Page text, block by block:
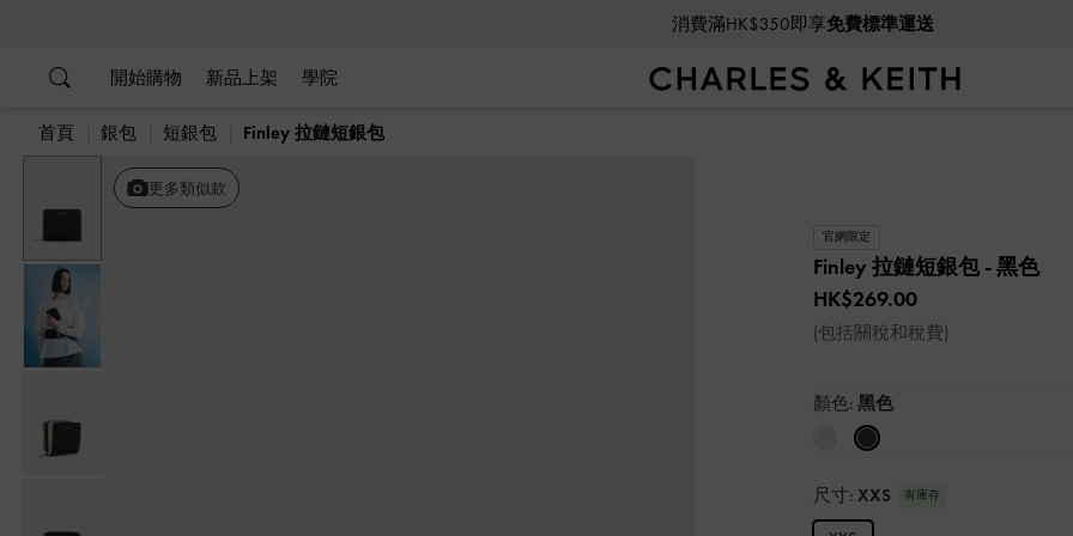
消費滿HK$350即享免費標準運送
開始購物 新品上架 學院
首頁 銀包 短銀包 Finley 拉鏈短銀包
更多類似款
官網限定
Finley 拉鏈短銀包 - 黑色
HK$269.00
(包括關稅和稅費)
顏色: 黑色
尺寸: XXS 有庫存